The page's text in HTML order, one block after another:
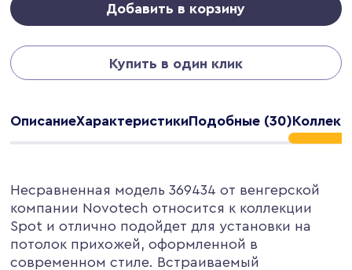
Добавить в корзину
Купить в один клик
ОписаниеХарактеристикиПодобные (30)
Несравненная модель 369434 от венгерской
компании Novotech относится к коллекции
Spot и отлично подойдет для установки на
потолок прихожей, оформленной в
современном стиле. Встраиваемый